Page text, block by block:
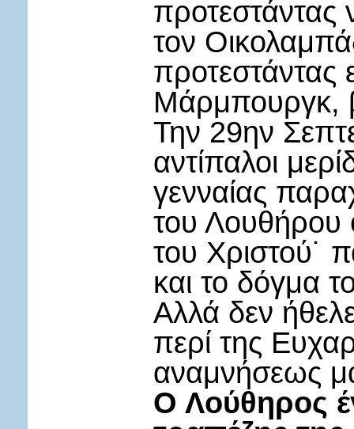
προτεστάντας
τον
προτεστάντας
Μάρμπουργκ,
Την 29ην
αντίπαλοι
γενναίας
του Λουθήρου
του Χριστού˙
και το δόγμα
Αλλά δεν
περί της
αναμνήσεως
Ο Λούθηρος